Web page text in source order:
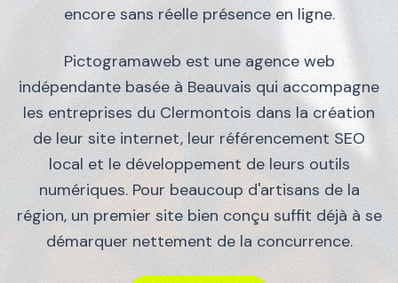
encore sans réelle présence en ligne.
Pictogramaweb est une agence web
indépendante basée à Beauvais qui accompagne
les entreprises du Clermontois dans la création
de leur site internet, leur référencement SEO
local et le développement de leurs outils
numériques. Pour beaucoup d'artisans de la
région, un premier site bien conçu suffit déjà à se
démarquer nettement de la concurrence.